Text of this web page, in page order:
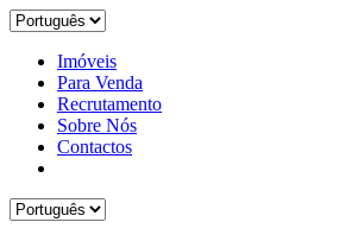
Imóveis
Para Venda
Recrutamento
Sobre Nós
Contactos